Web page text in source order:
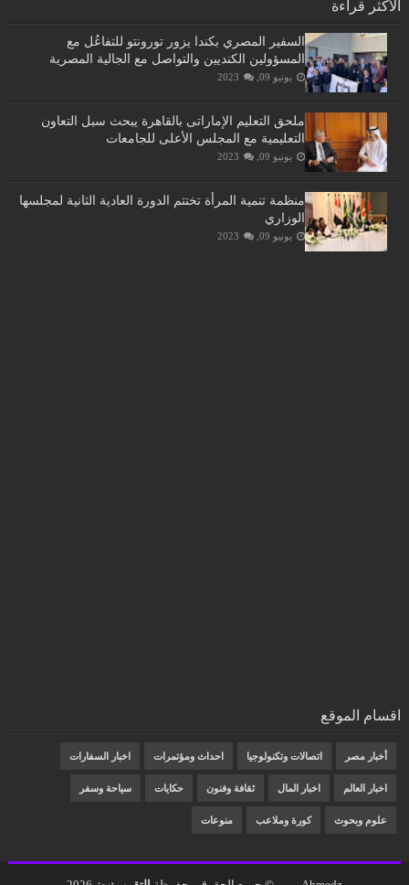
الأكثر قراءة
السفير المصري بكندا يزور تورونتو للتفاعُل مع
المسؤولين الكنديين والتواصل مع الجالية المصرية
يونيو 09, 2023
ملحق التعليم الإماراتى بالقاهرة يبحث سبل التعاون
التعليمية مع المجلس الأعلى للجامعات
يونيو 09, 2023
منظمة تنمية المرأة تختتم الدورة العادية الثانية لمجلسها
الوزاري
يونيو 09, 2023
اقسام الموقع
أخبار مصر اتصالات وتكنولوجيا احداث ومؤتمرات اخبار السفارات
اخبار العالم اخبار المال ثقافة وفنون حكايات سياحة وسفر
علوم وبحوث كورة وملاعب منوعات